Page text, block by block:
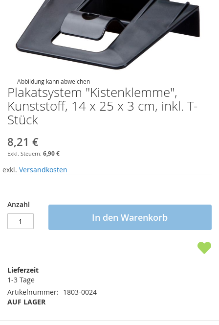
Abbildung kann abweichen
Plakatsystem "Kistenklemme",
Kunststoff, 14 x 25 x 3 cm, inkl. T-
Stück
8,21 €
6,90 €
exkl. Versandkosten
Anzahl
In den Warenkorb
Lieferzeit
1-3 Tage
Artikelnummer
1803-0024
AUF LAGER